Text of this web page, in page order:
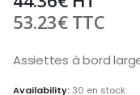
53.23€TTC
Assiettes à bord
Availability:30 en stock